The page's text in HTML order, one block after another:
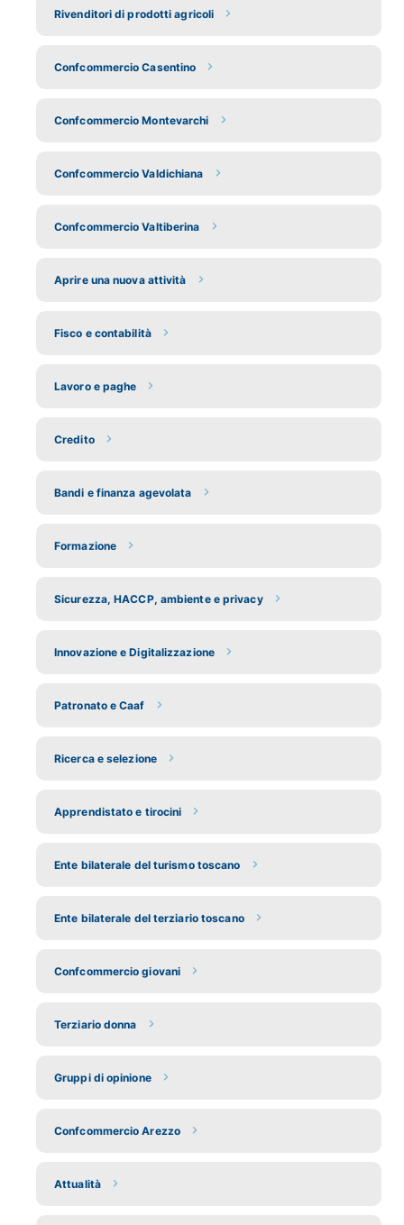
Rivenditori di prodotti agricoli
Confcommercio Casentino
Confcommercio Montevarchi
Confcommercio Valdichiana
Confcommercio Valtiberina
Aprire una nuova attività
Fisco e contabilità
Lavoro e paghe
Credito
Bandi e finanza agevolata
Formazione
Sicurezza, HACCP, ambiente e privacy
Innovazione e Digitalizzazione
Patronato e Caaf
Ricerca e selezione
Apprendistato e tirocini
Ente bilaterale del turismo toscano
Ente bilaterale del terziario toscano
Confcommercio giovani
Terziario donna
Gruppi di opinione
Confcommercio Arezzo
Attualità